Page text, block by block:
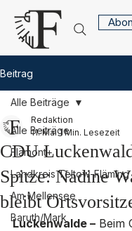
Beitrag
Alle Beiträge
Flämont+
Landkreis Teltow-Fläming
Am Mellensee
Baruth/Mark
Alle Beiträge
CDU
Spitze: Nadine
bleibt
Redaktion
11. Mai 1 Min. Lesezeit
Luckenwalde – Beim